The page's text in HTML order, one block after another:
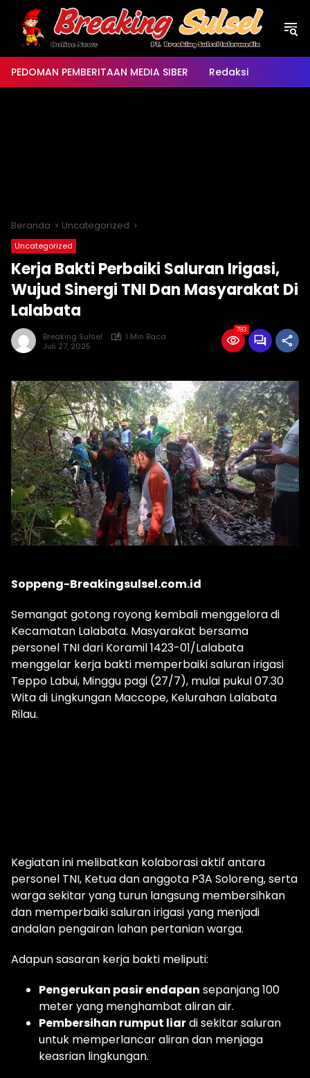
Langsung
konten
PEDOMAN PEMBERITAAN MEDIA SIBER Redaksi
Beranda Uncategorized
Uncategorized
Kerja Bakti Perbaiki Saluran Irigasi,
Wujud Sinergi TNI Dan Masyarakat Di
Lalabata
Breaking Sulsel
1 Min Baca
Juli 27, 2025
783
Soppeng-Breakingsulsel.com.id
Semangat gotong royong kembali menggelora di
Kecamatan Lalabata. Masyarakat bersama
personel TNI dari Koramil 1423-01/Lalabata
menggelar kerja bakti memperbaiki saluran irigasi
Teppo Labui, Minggu pagi (27/7), mulai pukul 07.30
Wita di Lingkungan Maccope, Kelurahan Lalabata
Rilau.
Kegiatan ini melibatkan kolaborasi aktif antara
personel TNI, Ketua dan anggota P3A Soloreng, serta
warga sekitar yang turun langsung membersihkan
dan memperbaiki saluran irigasi yang menjadi
andalan pengairan lahan pertanian warga.
Adapun sasaran kerja bakti meliputi:
Pengerukan pasir endapan sepanjang 100
meter yang menghambat aliran air.
Pembersihan rumput liardi sekitar saluran
untuk memperlancar aliran dan menjaga
keasrian lingkungan.